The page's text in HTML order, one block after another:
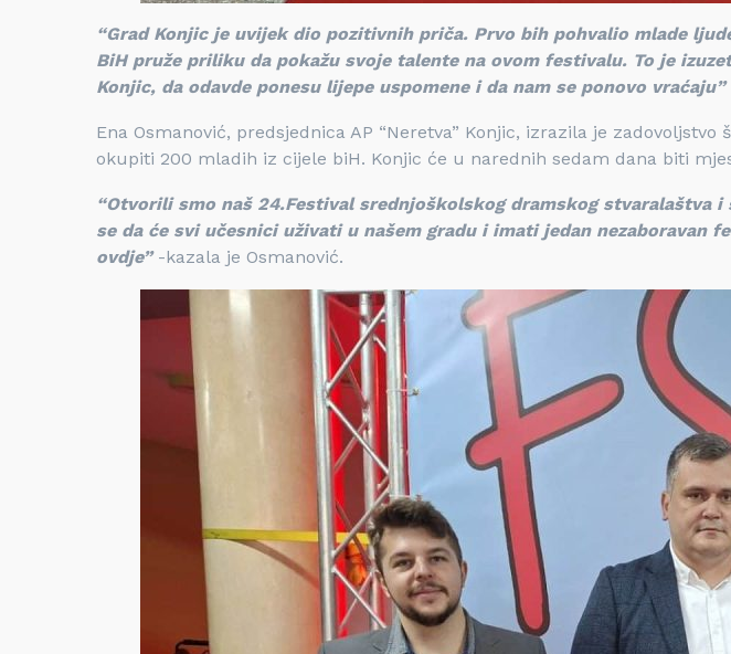
“Grad Konjic je uvijek dio pozitivnih priča. Prvo bih pohvalio mlade
BiH pruže priliku da pokažu svoje talente na ovom festivalu. To je
Konjic, da odavde ponesu lijepe uspomene i da nam se ponovo vraćaju”
Ena Osmanović, predsjednica AP “Neretva” Konjic, izrazila je
okupiti 200 mladih iz cijele biH. Konjic će u narednih sedam dana biti
“Otvorili smo naš 24.Festival srednjoškolskog dramskog stvaralaštva
se da će svi učesnici uživati u našem gradu i imati jedan
ovdje”-kazala je Osmanović.